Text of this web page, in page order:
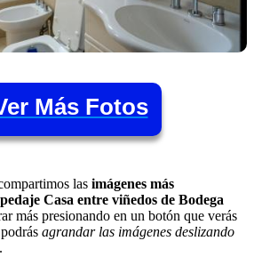
Más Fotos
las imágenes más
Casa entre viñedos de Bodega
más presionando en un botón que verás
agrandar las imágenes deslizando
.